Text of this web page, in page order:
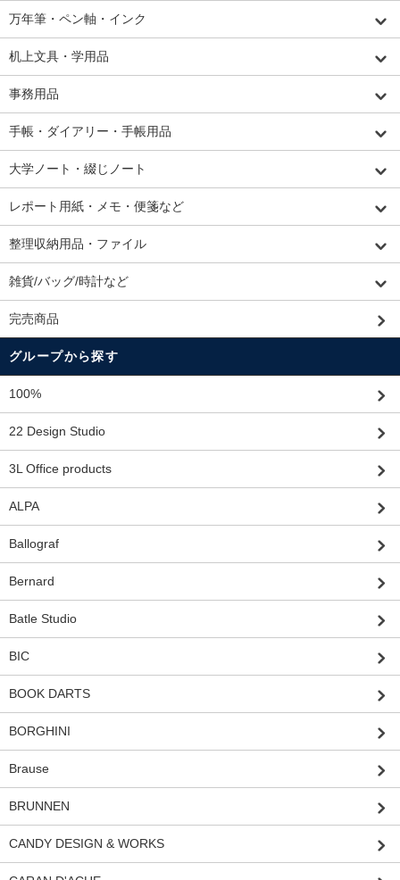
万年筆・ペン軸・インク
机上文具・学用品
事務用品
手帳・ダイアリー・手帳用品
大学ノート・綴じノート
レポート用紙・メモ・便箋など
整理収納用品・ファイル
雑貨/バッグ/時計など
完売商品
グループから探す
100%
22 Design Studio
3L Office products
ALPA
Ballograf
Bernard
Batle Studio
BIC
BOOK DARTS
BORGHINI
Brause
BRUNNEN
CANDY DESIGN & WORKS